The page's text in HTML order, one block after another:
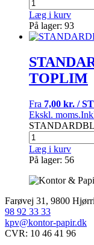
Læg i kurv
På lager: 93
TOPLIM
Fra 7,00 kr. /
Ekskl. moms.
Læg i kurv
På lager: 56
Farøvej 31, 9800
98 92 33 33
kpv@kontor-papir.dk
CVR: 10 46 41 96